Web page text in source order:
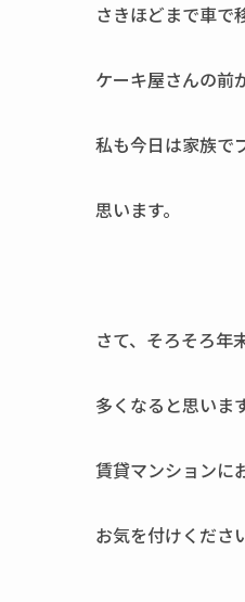
さきほどまで車で
ケーキ屋さんの前
私も今日は家族で
思います。
さて、そろそろ年
多くなると思います
賃貸マンションに
お気を付けくださ